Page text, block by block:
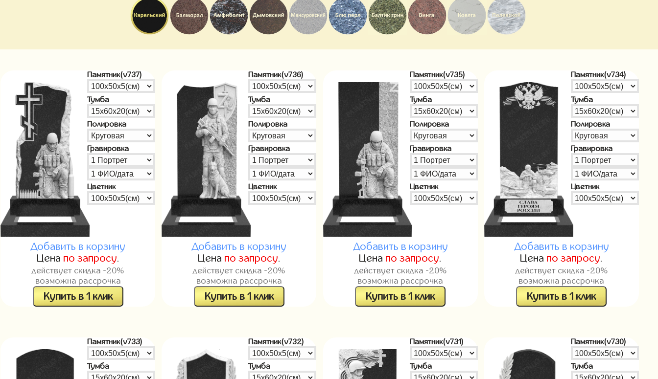
Памятник(v737)
Тумба
Полировка
Гравировка
Цветник
Добавить в корзину
Цена по запросу.
действует скидка -20%
возможна рассрочка
Купить в 1 клик
Памятник(v736)
Тумба
Полировка
Гравировка
Цветник
Добавить в корзину
Цена по запросу.
действует скидка -20%
возможна рассрочка
Купить в 1 клик
Памятник(v735)
Тумба
Полировка
Гравировка
Цветник
Добавить в корзину
Цена по запросу.
действует скидка -20%
возможна рассрочка
Купить в 1 клик
Памятник(v734)
Тумба
Полировка
Гравировка
Цветник
Добавить в корзину
Цена по запросу.
действует скидка -20%
возможна рассрочка
Купить в 1 клик
Памятник(v733)
Тумба
Памятник(v732)
Тумба
Памятник(v731)
Тумба
Памятник(v730)
Тумба